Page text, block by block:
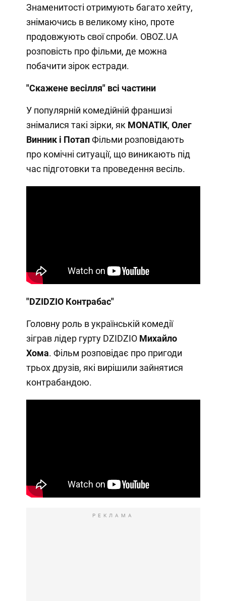
Знаменитості отримують багато хейту,
знімаючись в великому кіно, проте
продовжують свої спроби. OBOZ.UA
розповість про фільми, де можна
побачити зірок естради.
"Скажене весілля" всі частини
У популярній комедійній франшизі
знімалися такі зірки, як MONATIK, Олег
Винник і ПотапФільми розповідають
про комічні ситуації, що виникають під
час підготовки та проведення весіль.
"DZIDZIO Контрабас"
Головну роль в українській комедії
зіграв лідер гурту DZIDZIO Михайло
Хома. Фільм розповідає про пригоди
трьох друзів, які вирішили зайнятися
контрабандою.
РЕКЛАМА